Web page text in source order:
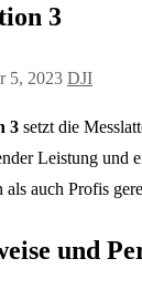
3
5, 2023 DJI
3 setzt die
Leistung und
auch Profis
und